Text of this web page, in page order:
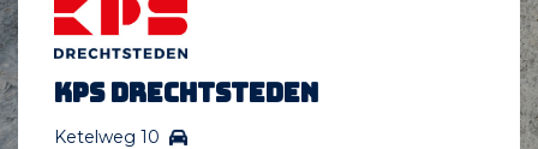
KPS Drechtsteden
Ketelweg 10